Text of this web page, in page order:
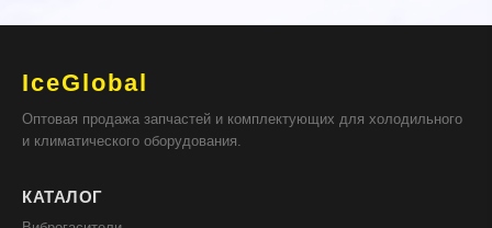
IceGlobal
Оптовая продажа запчастей и комплектующих для холодильного
и климатического оборудования.
КАТАЛОГ